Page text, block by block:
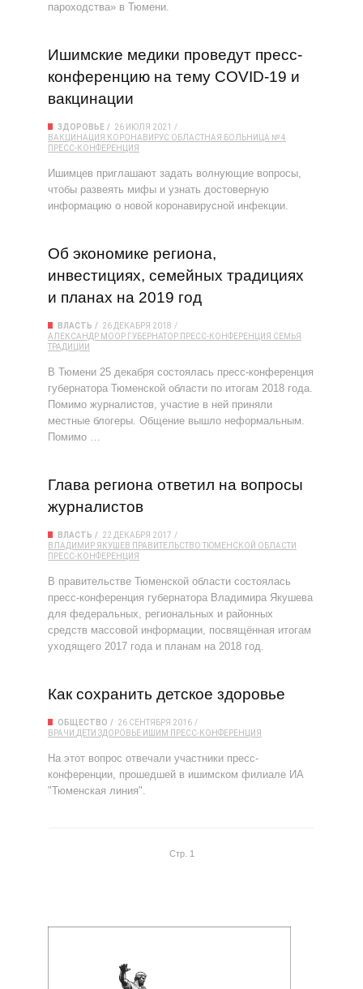
пароходства» в Тюмени.
Ишимские медики проведут пресс-
конференцию на тему COVID-19 и
вакцинации
ЗДОРОВЬЕ
26 ИЮЛЯ 2021
ВАКЦИНАЦИЯ КОРОНАВИРУС ОБЛАСТНАЯ БОЛЬНИЦА № 4
ПРЕСС-КОНФЕРЕНЦИЯ
Ишимцев приглашают задать волнующие вопросы,
чтобы развеять мифы и узнать достоверную
информацию о новой коронавирусной инфекции.
Об экономике региона,
инвестициях, семейных традициях
и планах на 2019 год
ВЛАСТЬ
26 ДЕКАБРЯ 2018
АЛЕКСАНДР МООР ГУБЕРНАТОР ПРЕСС-КОНФЕРЕНЦИЯ СЕМЬЯ
ТРАДИЦИИ
В Тюмени 25 декабря состоялась пресс-конференция
губернатора Тюменской области по итогам 2018 года.
Помимо журналистов, участие в ней приняли
местные блогеры. Общение вышло неформальным.
Помимо …
Глава региона ответил на вопросы
журналистов
ВЛАСТЬ
22 ДЕКАБРЯ 2017
ВЛАДИМИР ЯКУШЕВ ПРАВИТЕЛЬСТВО ТЮМЕНСКОЙ ОБЛАСТИ
ПРЕСС-КОНФЕРЕНЦИЯ
В правительстве Тюменской области состоялась
пресс-конференция губернатора Владимира Якушева
для федеральных, региональных и районных
средств массовой информации, посвящённая итогам
уходящего 2017 года и планам на 2018 год.
Как сохранить детское здоровье
ОБЩЕСТВО
26 СЕНТЯБРЯ 2016
ВРАЧИ ДЕТИ ЗДОРОВЬЕ ИШИМ ПРЕСС-КОНФЕРЕНЦИЯ
На этот вопрос отвечали участники пресс-
конференции, прошедшей в ишимском филиале ИА
"Тюменская линия".
Стр. 1